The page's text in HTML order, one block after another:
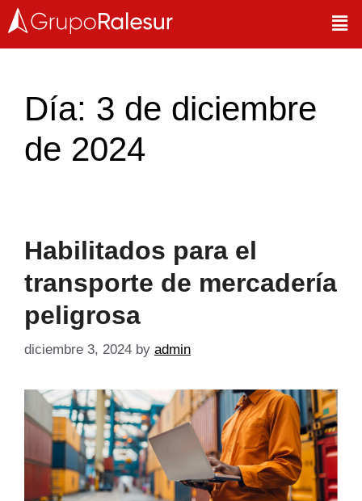
Día: 3 de diciembre
de 2024
Habilitados para el
transporte de mercadería
peligrosa
diciembre 3, 2024 by admin